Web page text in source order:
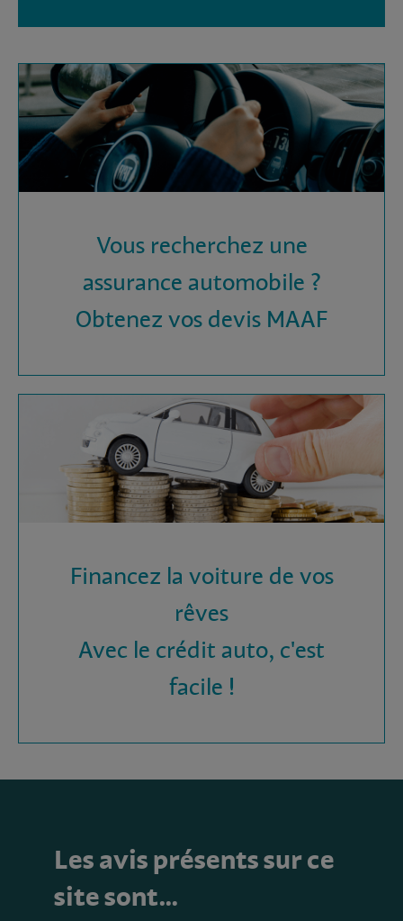
Vous recherchez une
assurance automobile ?
Obtenez vos devis MAAF
Financez la voiture de vos
rêves
Avec le crédit auto, c'est
facile !
Les avis présents sur ce
site sont…